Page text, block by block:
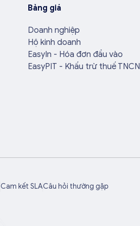
Bảng giá
Doanh nghiệp
Hộ kinh doanh
EasyIn - Hóa đơn đầu vào
EasyPIT - Khấu trừ thuế TNCN
Cam kết SLACâu hỏi thường gặp